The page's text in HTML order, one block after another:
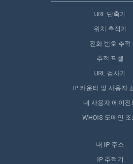
URL 단축기
위치 추적기
전화 번호 추적
추적 픽셀
URL 검사기
IP 카운터 및 사용자
내 사용자 에이전
WHOIS 도메인 조
내 IP 주소
IP 추적기